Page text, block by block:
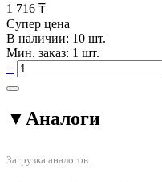
1 716 ₸
Супер цена
В наличии: 10 шт.
Мин. заказ: 1 шт.
−
▼ Аналоги
Загрузка аналогов...